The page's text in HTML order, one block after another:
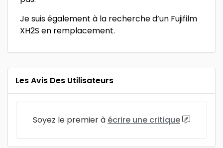
Je suis également à la recherche d’un Fujifilm
XH2S en remplacement.
Les Avis Des Utilisateurs
Soyez le premier à écrire une critique